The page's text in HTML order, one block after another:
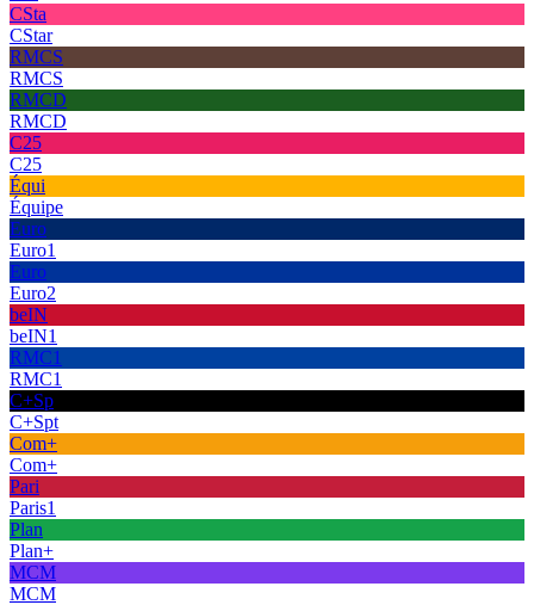
CSta
CStar
RMCS
RMCS
RMCD
RMCD
C25
C25
Équi
Équipe
Euro
Euro1
Euro
Euro2
beIN
beIN1
RMC1
RMC1
C+Sp
C+Spt
Com+
Com+
Pari
Paris1
Plan
Plan+
MCM
MCM